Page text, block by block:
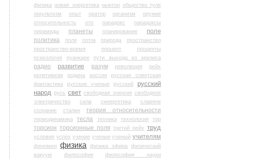
физика новая энергетика ньютон общество туле
оккультизм
опыт оратор организм
оружие
относительность
ото парадокс
парадоксы
пирамиды
планеты планирование
поле
политика
поля поток природа
пространство
пространство-время
процент
проценты
психология
пуанкаре пути выхода из кризиса
радио развитие разум революция
рейх
релятивизм
родина россия
русская советская
фантастика
русские ученые русский
русский
народ русь свет свободная энергия свободное
электричество
сила синергетика
славяне
сознание
сталин теория относительности
термодинамика тесла техника технология тор
торсион торсионные поля третий рейх труд
условия успех учение ученые ученый учителям
феномен физика физика эфира
физический
вакуум
философия философия науки